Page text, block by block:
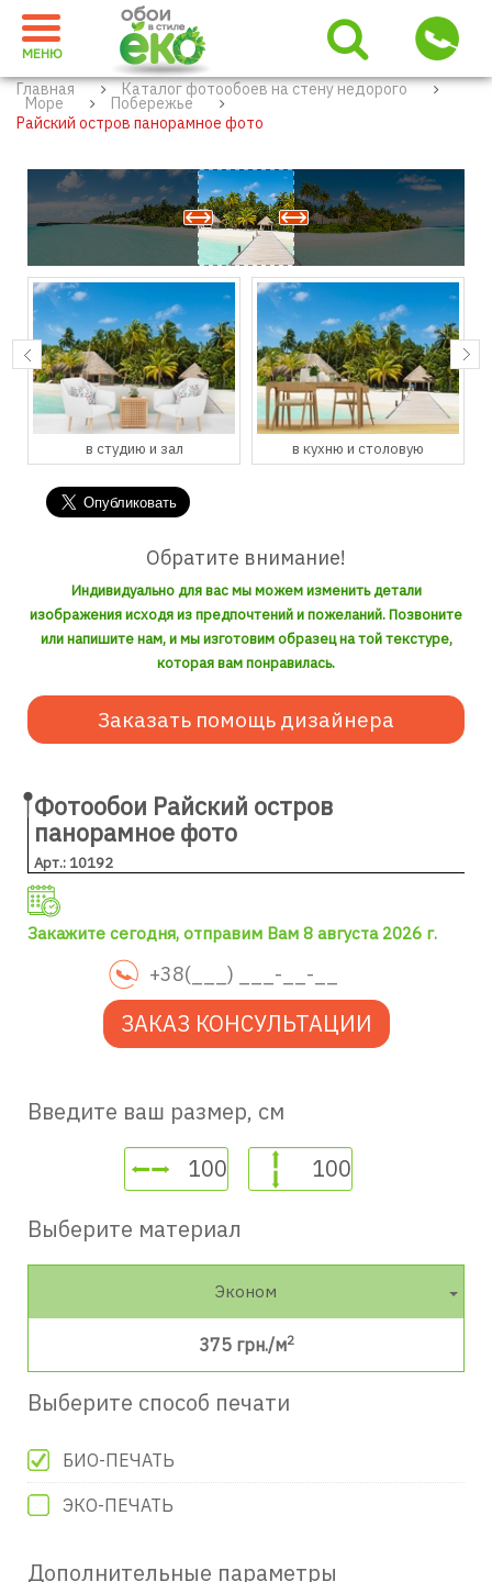
МЕНЮ
Главная Каталог фотообоев на стену недорого
Море
Побережье
Райский остров панорамное фото
в студию и зал в кухню и столовую
Обратите внимание!
Индивидуально для вас мы можем изменить детали
изображения исходя из предпочтений и пожеланий. Позвоните
или напишите нам, и мы изготовим образец на той текстуре,
которая вам понравилась.
Заказать помощь дизайнера
Фотообои Райский остров
панорамное фото
Арт.: 10192
Закажите сегодня, отправим Вам 8 августа 2026 г.
ЗАКАЗ КОНСУЛЬТАЦИИ
Введите ваш размер, см
Выберите материал
Эконом
375 грн./м2
Выберите способ печати
БИО-ПЕЧАТЬ
ЭКО-ПЕЧАТЬ
Дополнительные параметры